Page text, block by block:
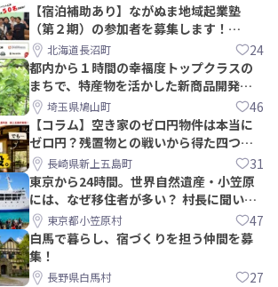
【宿泊補助あり】ながぬま地域起業塾
（第２期）の参加者を募集します！
【8/21〆】
北海道長沼町 24
都内から１時間の幸福度トップクラスの
まちで、特産物を活かした新商品開発＆
PRメンバー募集！
埼玉県鳩山町 46
【コラム】空き家のゼロ円物件は本当に
ゼロ円？残置物との戦いから得た四つの
教訓｜新上五島町
長崎県新上五島町 31
東京から24時間。世界自然遺産・小笠原
には、なぜ移住者が多い？ 村長に聞いて
みた東京都小笠原村 47
白馬で暮らし、宿づくりを担う仲間を募
集！
長野県白馬村 27